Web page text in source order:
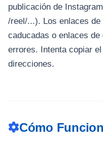
publicación de
/reel/...). Los enlaces
caducadas o enlaces
errores. Intenta copiar
direcciones.
Cómo